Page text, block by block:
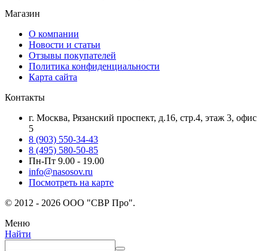
Магазин
О компании
Новости и статьи
Отзывы покупателей
Политика конфиденциальности
Карта сайта
Контакты
г. Москва, Рязанский проспект, д.16, стр.4, этаж 3, офис
5
8 (903) 550-34-43
8 (495) 580-50-85
Пн-Пт 9.00 - 19.00
info@nasosov.ru
Посмотреть на карте
© 2012 - 2026 ООО "СВР Про".
Меню
Найти